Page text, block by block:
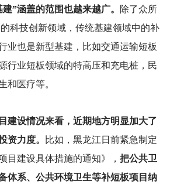
”涵盖的范围也越来越广。
除了众所
科技创新领域，传统基建领域中的补
业也是新型基建，比如交通运输短板
行业短板领域的特高压和充电桩，民
和医疗等。
建设情况来看，近期地方明显加大了
资力度。
比如，黑龙江日前紧急制定
目建设具体措施的通知》， 把公共卫
体系、公共环境卫生等补短板项目纳